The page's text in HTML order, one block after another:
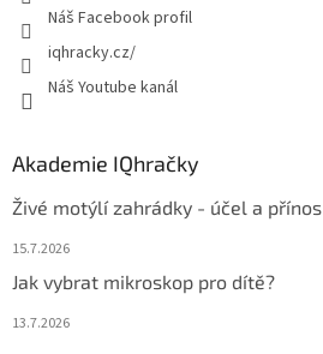
Náš Facebook profil
iqhracky.cz/
Náš Youtube kanál
Akademie IQhračky
Živé motýlí zahrádky - účel a přínos
15.7.2026
Jak vybrat mikroskop pro dítě?
13.7.2026